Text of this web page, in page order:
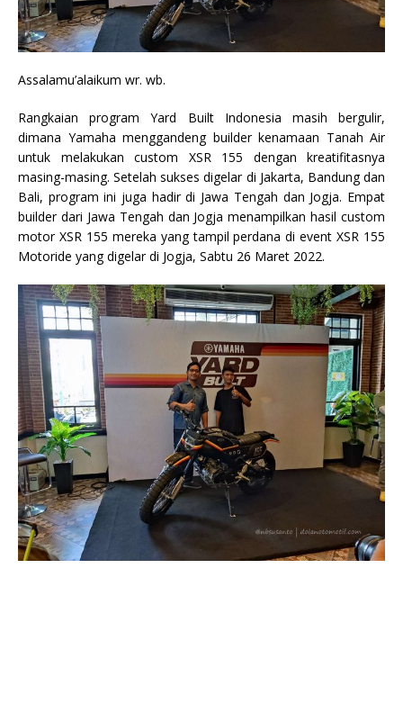
Assalamu’alaikum wr. wb.
Rangkaian program Yard Built Indonesia masih bergulir,
dimana Yamaha menggandeng builder kenamaan Tanah Air
untuk melakukan custom XSR 155 dengan kreatifitasnya
masing-masing. Setelah sukses digelar di Jakarta, Bandung dan
Bali, program ini juga hadir di Jawa Tengah dan Jogja. Empat
builder dari Jawa Tengah dan Jogja menampilkan hasil custom
motor XSR 155 mereka yang tampil perdana di event XSR 155
Motoride yang digelar di Jogja, Sabtu 26 Maret 2022.